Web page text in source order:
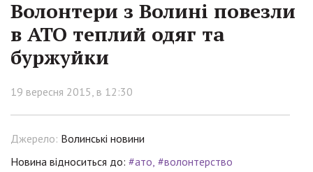
Волонтери з Волині повезли
в АТО теплий одяг та
буржуйки
19 вересня 2015, в 12:30
Джерело: Волинські новини
Новина відноситься до: #ато #волонтерство